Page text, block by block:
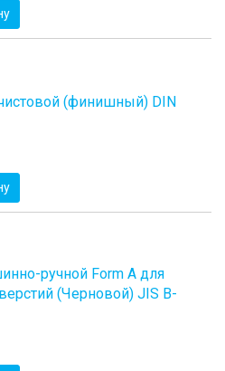
(финишный) DIN
ручной Form A для
(Черновой) JIS B-